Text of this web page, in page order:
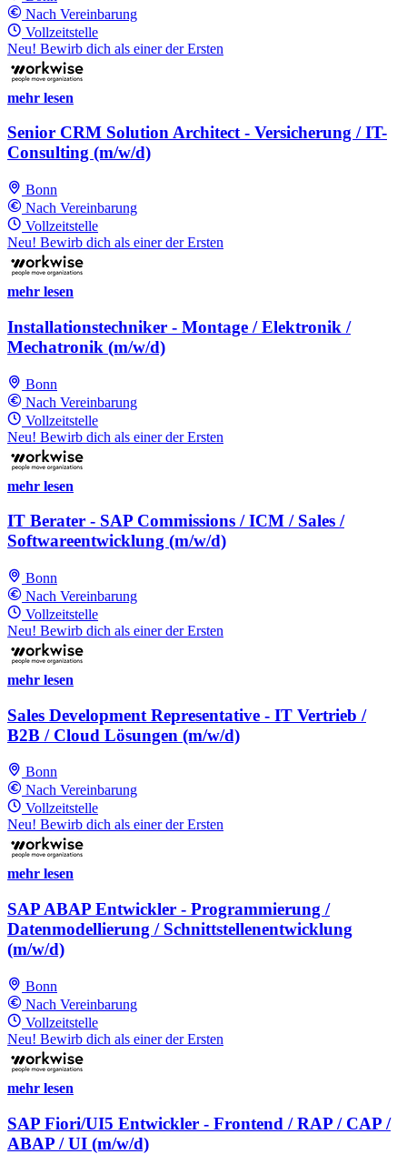
Nach Vereinbarung
Vollzeitstelle
Neu! Bewirb dich als einer der Ersten
mehr lesen
Senior CRM Solution Architect - Versicherung / IT-
Consulting (m/w/d)
Bonn
Nach Vereinbarung
Vollzeitstelle
Neu! Bewirb dich als einer der Ersten
mehr lesen
Installationstechniker - Montage / Elektronik /
Mechatronik (m/w/d)
Bonn
Nach Vereinbarung
Vollzeitstelle
Neu! Bewirb dich als einer der Ersten
mehr lesen
IT Berater - SAP Commissions / ICM / Sales /
Softwareentwicklung (m/w/d)
Bonn
Nach Vereinbarung
Vollzeitstelle
Neu! Bewirb dich als einer der Ersten
mehr lesen
Sales Development Representative - IT Vertrieb /
B2B / Cloud Lösungen (m/w/d)
Bonn
Nach Vereinbarung
Vollzeitstelle
Neu! Bewirb dich als einer der Ersten
mehr lesen
SAP ABAP Entwickler - Programmierung /
Datenmodellierung / Schnittstellenentwicklung
(m/w/d)
Bonn
Nach Vereinbarung
Vollzeitstelle
Neu! Bewirb dich als einer der Ersten
mehr lesen
SAP Fiori/UI5 Entwickler - Frontend / RAP / CAP /
ABAP / UI (m/w/d)